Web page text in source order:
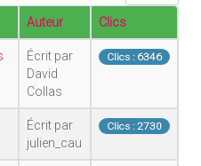
Auteur Clics
Écrit par
David
Collas
Clics : 6346
Écrit par
julien_cau
Clics : 2730